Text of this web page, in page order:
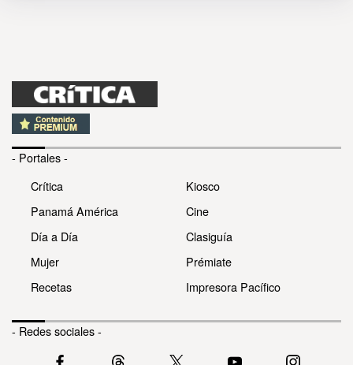
- Portales -
Crítica
Panamá América
Día a Día
Mujer
Recetas
Kiosco
Cine
Clasiguía
Prémiate
Impresora Pacífico
- Redes sociales -